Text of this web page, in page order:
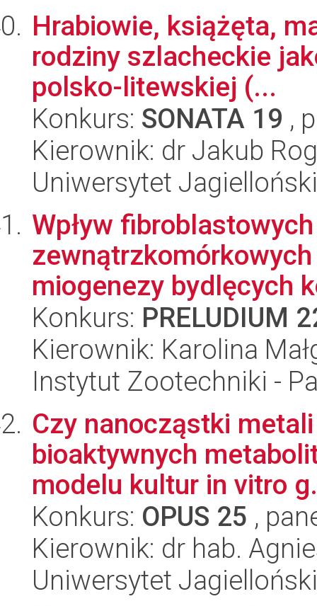
Hrabiowie, książęta,
rodziny szlacheckie
polsko-litewskiej (...
Konkurs: SONATA 19 ,
Kierownik: dr Jakub
Uniwersytet
Wpływ
miogenezy bydlęcych
Konkurs: PRELUDIUM
Kierownik: Karolina
Instytut Zootechniki -
Czy nanocząstki
bioaktywnych
modelu kultur in vitro
Konkurs: OPUS 25 ,
Kierownik: dr hab.
Uniwersytet